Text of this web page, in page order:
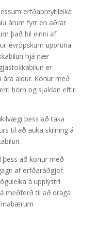
erfðabreytileika
árum fyrr en aðrar
það bil einni af
evrópskum uppruna
hjá nær
er
aldur. Konur með
börn og sjaldan eftir
þess að taka
til að auka skilning á
þess að konur með
af erfðaráðgjöf.
á upplýstri
meðferð til að draga